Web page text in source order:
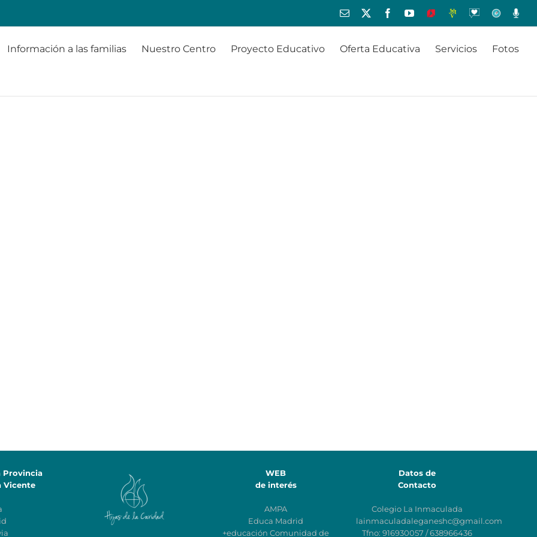
Correo
FacebookYouTube
Educamos
JMV OracionesOrientación
Radio
Información a las familias Nuestro Centro Proyecto Educativo Oferta Educativa Servicios Fotos
Provincia
Vicente
WEB
de interés
AMPA
Educa Madrid
+educación Comunidad de
Datos de
Contacto
Colegio La Inmaculada
lainmaculadaleganeshc@gmail.com
Tfno: 916930057 / 638966436